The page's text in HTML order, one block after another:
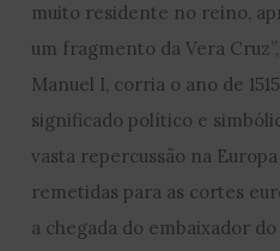
muito residente no reino,
um fragmento da Vera
Manuel I, corria o ano de
significado político e
vasta repercussão na
remetidas para as cortes
a chegada do embaixador